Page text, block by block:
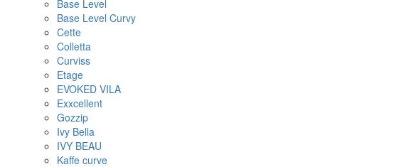
Base Level
Base Level Curvy
Cette
Colletta
Curviss
Etage
EVOKED VILA
Exxcellent
Gozzip
Ivy Bella
IVY BEAU
Kaffe curve